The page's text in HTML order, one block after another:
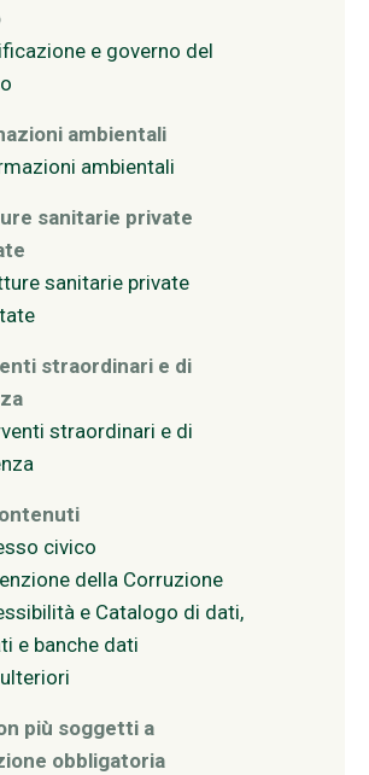
e governo del
ambientali
ambientali
sanitarie private
sanitarie private
straordinari e di
straordinari e di
civico
della Corruzione
e Catalogo di dati,
e banche dati
più soggetti a
obbligatoria